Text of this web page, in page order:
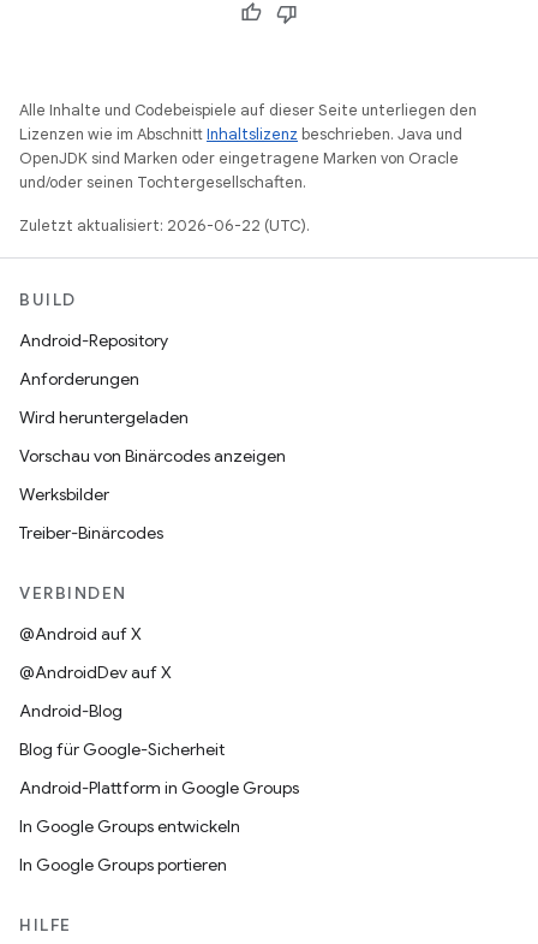
Alle Inhalte und Codebeispiele auf dieser Seite unterliegen den
Lizenzen wie im AbschnittInhaltslizenz beschrieben. Java und
OpenJDK sind Marken oder eingetragene Marken von Oracle
und/oder seinen Tochtergesellschaften.
Zuletzt aktualisiert: 2026-06-22 (UTC).
BUILD
Android-Repository
Anforderungen
Wird heruntergeladen
Vorschau von Binärcodes anzeigen
Werksbilder
Treiber-Binärcodes
VERBINDEN
@Android auf X
@AndroidDev auf X
Android-Blog
Blog für Google-Sicherheit
Android-Plattform in Google Groups
In Google Groups entwickeln
In Google Groups portieren
HILFE